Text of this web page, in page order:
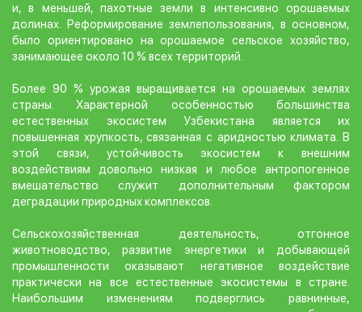
и, в меньшей, пахотные земли в интенсивно орошаемых
долинах. Реформирование землепользования, в основном,
было ориентировано на орошаемое сельское хозяйство,
занимающее около 10 % всех территорий.
Более 90 % урожая выращивается на орошаемых землях
страны. Характерной особенностью большинства
естественных экосистем Узбекистана является их
повышенная хрупкость, связанная с аридностью климата. В
этой связи, устойчивость экосистем к внешним
воздействиям довольно низкая и любое антропогенное
вмешательство служит дополнительным фактором
деградации природных комплексов.
Сельскохозяйственная деятельность, отгонное
животноводство, развитие энергетики и добывающей
промышленности оказывают негативное воздействие
практически на все естественные экосистемы в стране.
Наибольшим изменениям подверглись равнинные,